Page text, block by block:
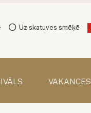
Uz skatuves smēķē
VAKANCES